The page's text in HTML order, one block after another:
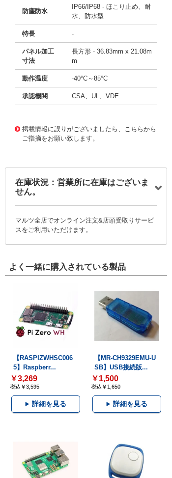
防塵防水
IP66/IP68 - ほこり止め、耐
水、防水型
特長 -
パネル加工
寸法
長方形 - 36.83mm x 21.08m
m
動作温度 -40°C～85°C
承認機関 CSA、UL、VDE
掲載情報に誤りがございましたら、こちらから
ご指摘をお願い致します。
在庫状況：営業所に在庫はございま
せん。
マルツ全店でオンライン注文&店頭受取りサービ
スをご利用いただけます。
よく一緒に購入されている製品
【RASPIZWHSC006
5】Raspberr...
￥3,269
税込￥3,595
詳細を見る
【MR-CH9329EMU-U
SB】USB接続版...
￥1,500
税込￥1,650
詳細を見る